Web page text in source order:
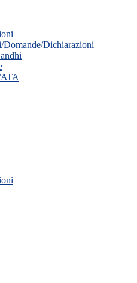
Domande/Dichiarazioni